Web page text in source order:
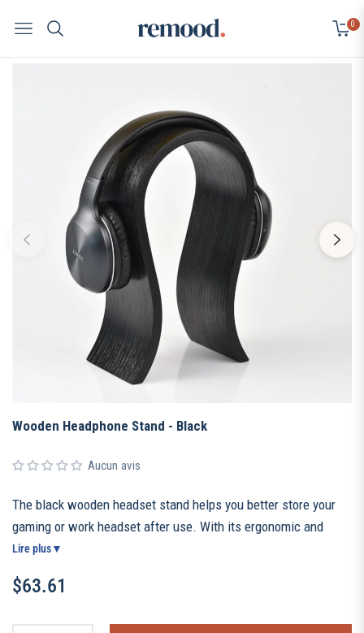
Navigation Cart
0
Wooden Headphone Stand - Black
Aucun avis
The black wooden headset stand helps you better store your
gaming or work headset after use. With its ergonomic and
refined design, this headset stand is an essential decorative
office.
Lire plus▼
Regular
$63.61